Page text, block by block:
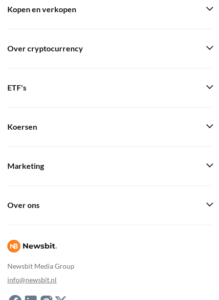
Newsbit Media Group
info@newsbit.nl
Kopen en verkopen
Over cryptocurrency
ETF's
Koersen
Marketing
Over ons